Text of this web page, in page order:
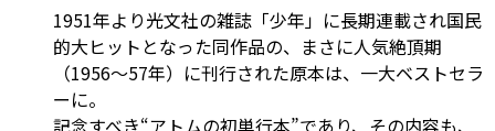
1951年より光文社の雑誌「少年」に長期連載され国民
的大ヒットとなった同作品の、まさに人気絶頂期
（1956～57年）に刊行された原本は、一大ベストセラ
ーに。